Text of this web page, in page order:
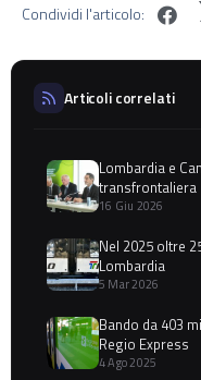
Condividi l'articolo:
Articoli correlati
Lombardia e
transfrontaliera
16 Giu 2026
Nel 2025 oltre
Lombardia
5 Mar 2026
Bando da 403
Regio Express
4 Ago 2025